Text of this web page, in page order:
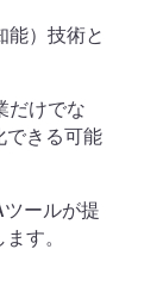
能）技術と
だけでな
できる可能
ールが提
す。